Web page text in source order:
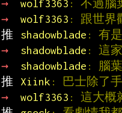
→
wolf3363 : 不過腦
→
wolf3363 : 跟世界
推
shadowblade : 有
→
shadowblade : 這
→
shadowblade : 腦
推
Xiink : 巴士除了
→
wolf3363 : 這大概